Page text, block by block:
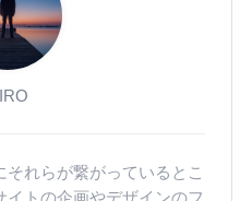
れらが繋がっているとこ
トの企画やデザインのフ